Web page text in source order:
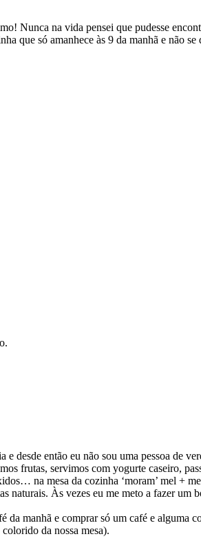
Nunca na vida pensei que pudesse
que só amanhece às 9 da manhã e não
desde então eu não sou uma pessoa de
frutas, servimos com yogurte caseiro,
na mesa da cozinha ‘moram’ mel +
naturais. Às vezes eu me meto a fazer um
da manhã e comprar só um café e alguma
da nossa mesa).